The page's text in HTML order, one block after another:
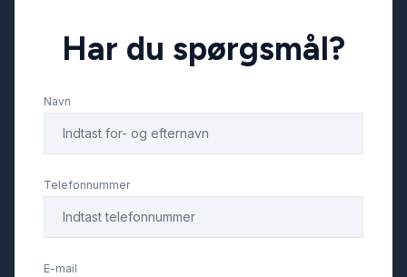
Har du spørgsmål?
Navn
Telefonnummer
E-mail